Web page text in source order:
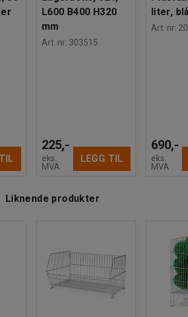
L600 B400 H320
mm
Art. nr: 303515
225,-
eks.
MVA
LEGG TIL
liter,
Art. nr:
690,-
eks.
MVA
Liknende produkter